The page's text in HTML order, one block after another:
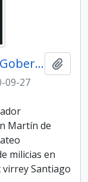
Oficio de la Primera Junta, al Gobernador Intendente interino de Córdoba, Juan Martín de Pueyrredón
09-27
Martín de
milicias en
virrey Santiago